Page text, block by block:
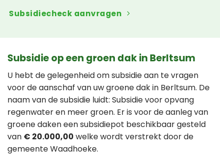
Subsidiecheck aanvragen
Subsidie op een groen dak in Berltsum
U hebt de gelegenheid om subsidie aan te vragen
voor de aanschaf van uw groene dak in Berltsum. De
naam van de subsidie luidt: Subsidie voor opvang
regenwater en meer groen. Er is voor de aanleg van
groene daken een subsidiepot beschikbaar gesteld
van € 20.000,00 welke wordt verstrekt door de
gemeente Waadhoeke.